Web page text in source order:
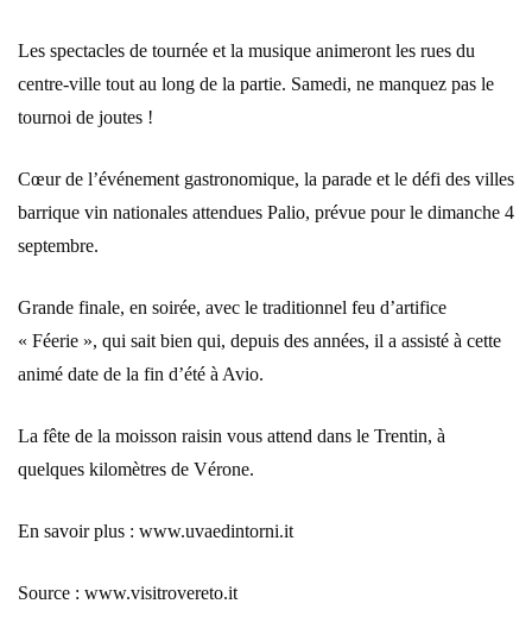
Les spectacles de tournée et la musique animeront les rues du
centre-ville tout au long de la partie. Samedi, ne manquez pas le
tournoi de joutes !
Cœur de l’événement gastronomique, la parade et le défi des villes
barrique vin nationales attendues Palio, prévue pour le dimanche 4
septembre.
Grande finale, en soirée, avec le traditionnel feu d’artifice
« Féerie », qui sait bien qui, depuis des années, il a assisté à cette
animé date de la fin d’été à Avio.
La fête de la moisson raisin vous attend dans le Trentin, à
quelques kilomètres de Vérone.
En savoir plus : www.uvaedintorni.it
Source : www.visitrovereto.it